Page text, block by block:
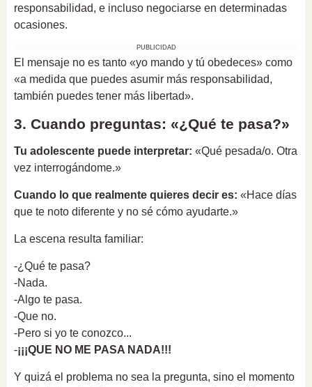
responsabilidad, e incluso negociarse en determinadas
ocasiones.
PUBLICIDAD
El mensaje no es tanto «yo mando y tú obedeces» como
«a medida que puedes asumir más responsabilidad,
también puedes tener más libertad».
3. Cuando preguntas: «¿Qué te pasa?»
Tu adolescente puede interpretar: «Qué pesada/o. Otra
vez interrogándome.»
Cuando lo que realmente quieres decir es: «Hace días
que te noto diferente y no sé cómo ayudarte.»
La escena resulta familiar:
-¿Qué te pasa?
-Nada.
-Algo te pasa.
-Que no.
-Pero si yo te conozco...
-¡¡¡QUE NO ME PASA NADA!!!
Y quizá el problema no sea la pregunta, sino el momento